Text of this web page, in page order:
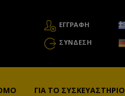
ΕΓΓΡΑΦΗ
ΣΎΝΔΕΣΗ
ΓΙΑ ΤΟ ΣΥΣΚΕΥΑΣΤΉΡΙΟ